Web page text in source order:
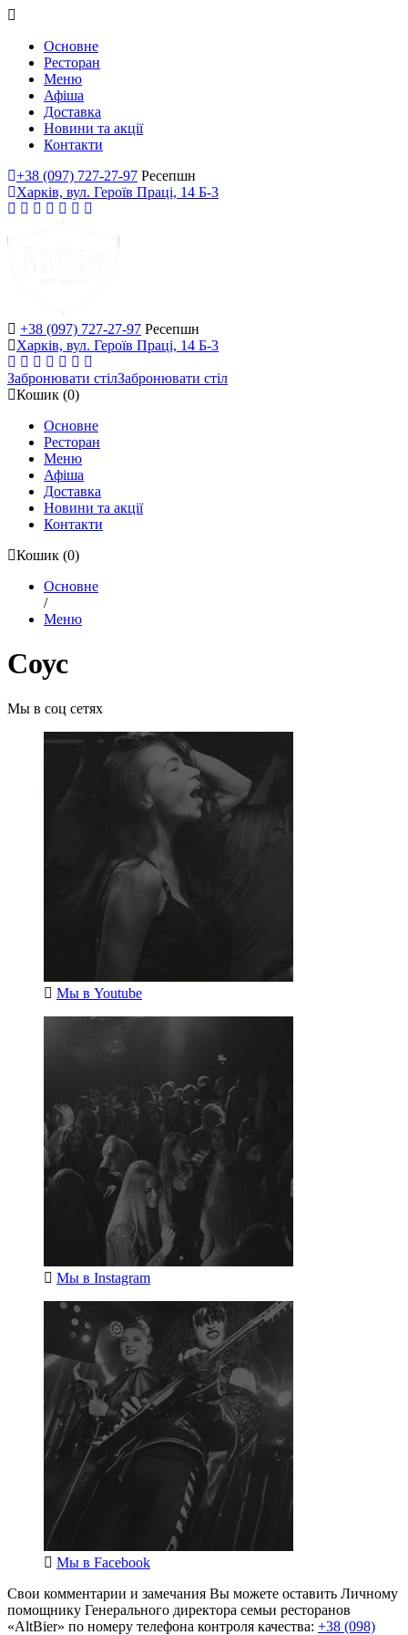
Основне
Ресторан
Меню
Афіша
Доставка
Новини та акції
Контакти
+38 (097) 727-27-97 Ресепшн
Харків, вул. Героїв Праці, 14 Б-3
+38 (097) 727-27-97 Ресепшн
Харків, вул. Героїв Праці, 14 Б-3
Забронювати стілЗабронювати стіл
Кошик (0)
Основне
Ресторан
Меню
Афіша
Доставка
Новини та акції
Контакти
Кошик (0)
Основне
/
Меню
Соус
Мы в соц сетях
Мы в Youtube
Мы в Instagram
Мы в Facebook
Свои комментарии и замечания Вы можете оставить Личному
помощнику Генерального директора семьи ресторанов
«AltBier» по номеру телефона контроля качества: +38 (098)